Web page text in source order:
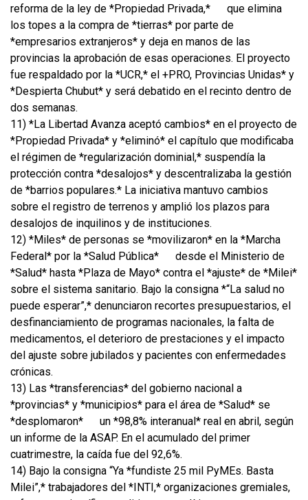
reforma de la ley de *Propiedad Privada,*
que elimina
los topes a la compra de *tierras* por parte de
*empresarios extranjeros* y deja en manos de las
provincias la aprobación de esas operaciones. El proyecto
fue respaldado por la *UCR,* el +PRO, Provincias Unidas* y
*Despierta Chubut* y será debatido en el recinto dentro de
dos semanas.
11) *La Libertad Avanza aceptó cambios* en el proyecto de
*Propiedad Privada* y *eliminó* el capítulo que modificaba
el régimen de *regularización dominial,* suspendía la
protección contra *desalojos* y descentralizaba la gestión
de *barrios populares.* La iniciativa mantuvo cambios
sobre el registro de terrenos y amplió los plazos para
desalojos de inquilinos y de instituciones.
12) *Miles* de personas se *movilizaron* en la *Marcha
Federal* por la *Salud Pública*
desde el Ministerio de
*Salud* hasta *Plaza de Mayo* contra el *ajuste* de *Milei*
sobre el sistema sanitario. Bajo la consigna *“La salud no
puede esperar”,* denunciaron recortes presupuestarios, el
desfinanciamiento de programas nacionales, la falta de
medicamentos, el deterioro de prestaciones y el impacto
del ajuste sobre jubilados y pacientes con enfermedades
crónicas.
13) Las *transferencias* del gobierno nacional a
*provincias* y *municipios* para el área de *Salud* se
*desplomaron*
un *98,8% interanual* real en abril, según
un informe de la ASAP. En el acumulado del primer
cuatrimestre, la caída fue del 92,6%.
14) Bajo la consigna “Ya *fundiste 25 mil PyMEs. Basta
Milei”,* trabajadores del *INTI,* organizaciones gremiales,